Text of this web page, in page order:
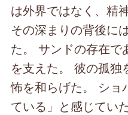
は外界ではなく、精
その深まりの背後に
た。 サンドの存在で
を支えた。 彼の孤
怖を和らげた。 ショ
ている」と感じて